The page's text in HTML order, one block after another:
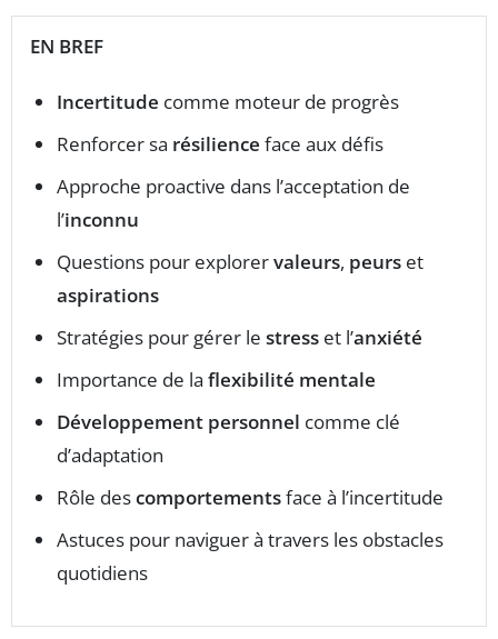
EN BREF
Incertitude comme moteur de progrès
Renforcer sa résilience face aux défis
Approche proactive dans l’acceptation de
l’inconnu
Questions pour explorervaleurs, peurs et
aspirations
Stratégies pour gérer le stress et l’anxiété
Importance de la flexibilité mentale
Développement personnel comme clé
d’adaptation
Rôle descomportementsface à l’incertitude
Astuces pour naviguer à travers les obstacles
quotidiens